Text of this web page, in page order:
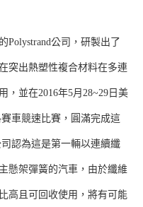
Polystrand公司，研製出了
突出熱塑性複合材料在多連
，並在2016年5月28~29日美
車競速比賽，圓滿完成這
認為這是第一輛以連續纖
懸架彈簧的汽車，由於纖維
高且可回收使用，將有可能